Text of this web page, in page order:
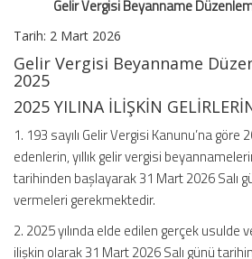
Gelir Vergisi Beyanname
Tarih: 2 Mart 2026
Gelir Vergisi Beyanname
2025
2025 YILINA İLİŞKİN
1. 193 sayılı Gelir Vergisi Kanunu’na göre
edenlerin, yıllık gelir vergisi
tarihinden başlayarak 31 Mart 2026 Salı
vermeleri gerekmektedir.
2. 2025 yılında elde edilen gerçek usulde
ilişkin olarak 31 Mart 2026 Salı günü